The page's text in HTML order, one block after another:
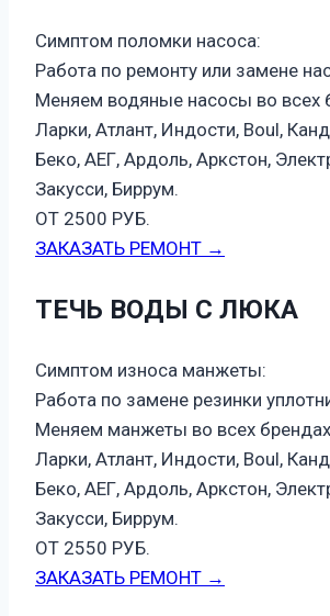
Симптом поломки насоса:
Работа по ремонту или замене
Меняем водяные насосы во всех
Ларки, Атлант, Индости, Boul,
Беко, АЕГ, Ардоль, Аркстон,
Закусси, Биррум.
ОТ 2500 РУБ.
ЗАКАЗАТЬ РЕМОНТ →
ТЕЧЬ ВОДЫ С ЛЮКА
Симптом износа манжеты:
Работа по замене резинки
Меняем манжеты во всех
Ларки, Атлант, Индости, Boul,
Беко, АЕГ, Ардоль, Аркстон,
Закусси, Биррум.
ОТ 2550 РУБ.
ЗАКАЗАТЬ РЕМОНТ →